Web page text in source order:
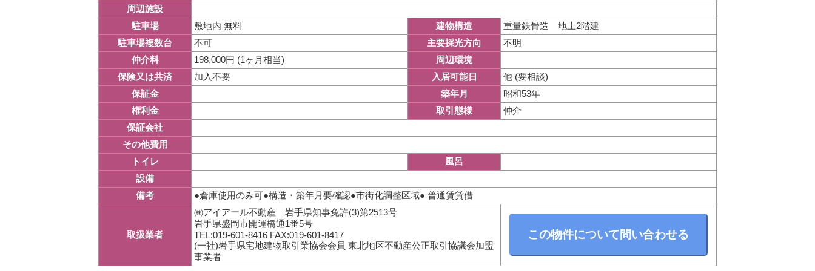
周辺施設
駐車場
敷地内 無料 建物構造 重量鉄骨造 地上2階建
駐車場複数台 不可 主要採光方向 不明
仲介料 198,000円 (1ヶ月相当)
周辺環境
保険又は共済
加入不要 入居可能日 他 (要相談)
保証金 築年月 昭和53年
権利金 取引態様 仲介
保証会社
その他費用
トイレ
風呂
設備
備考
●倉庫使用のみ可●構造・築年月要確認●市街化調整区域● 普通賃貸借
取扱業者
㈱アイアール不動産 岩手県知事免許(3)第2513号
岩手県盛岡市開運橋通1番5号
TEL:019-601-8416 FAX:019-601-8417
(一社)岩手県宅地建物取引業協会会員 東北地区不動産公正取引協議会加盟
事業者